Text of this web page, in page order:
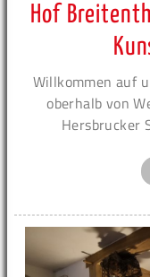
Hof
Willkommen auf
oberhalb von
Hersbrucker